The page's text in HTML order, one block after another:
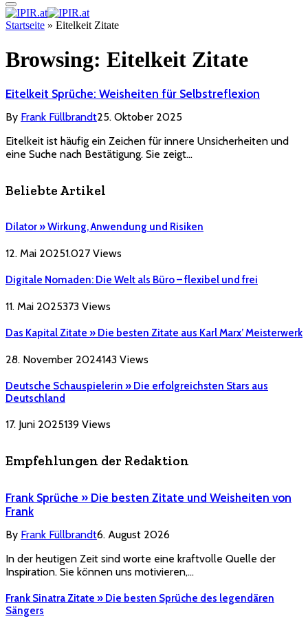
Startseite » Eitelkeit Zitate
Browsing: Eitelkeit Zitate
Eitelkeit Sprüche: Weisheiten für Selbstreflexion
By Frank Füllbrandt25. Oktober 2025
Eitelkeit ist häufig ein Zeichen für innere Unsicherheiten und
eine Suche nach Bestätigung. Sie zeigt…
Beliebte Artikel
Dilator » Wirkung, Anwendung und Risiken
12. Mai 20251.027 Views
Digitale Nomaden: Die Welt als Büro – flexibel und frei
11. Mai 2025373 Views
Das Kapital Zitate » Die besten Zitate aus Karl Marx’ Meisterwerk
28. November 2024143 Views
Deutsche Schauspielerin » Die erfolgreichsten Stars aus
Deutschland
17. Juni 2025139 Views
Empfehlungen der Redaktion
Frank Sprüche » Die besten Zitate und Weisheiten von
Frank
By Frank Füllbrandt6. August 2026
In der heutigen Zeit sind worte eine kraftvolle Quelle der
Inspiration. Sie können uns motivieren,…
Frank Sinatra Zitate » Die besten Sprüche des legendären
Sängers